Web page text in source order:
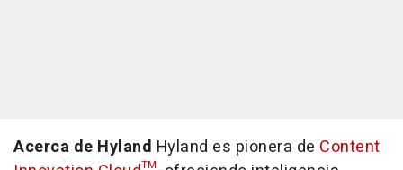
Acerca de Hyland Hyland es pionera de Content